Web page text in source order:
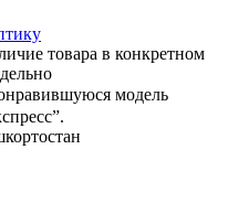
товара в конкретном
модель